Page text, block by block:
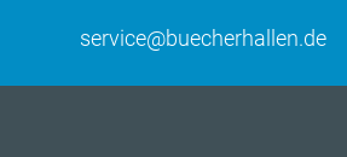
service@buecherhallen.de